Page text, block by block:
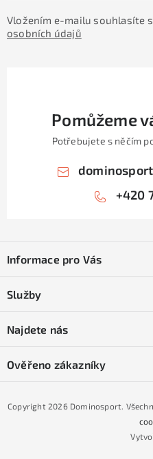
Vložením e-mailu souhlasíte s
osobních údajů
Pomůžeme
Potřebujete s něčím
dominosport
+420
pInformace pro Vás
Obchodní podmínky
Podmínky GDPR
Podmínky nákupu na splátky
Služby
Naše prodejna
Najdete nás
Ověřeno zákazníky
Copyright 2026 Dominosport.